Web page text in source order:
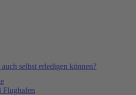
selbst erledigen können?
Flughafen